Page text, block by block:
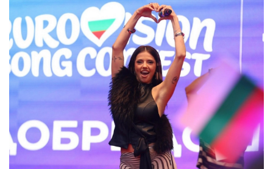
БИЗНЕС
ЮГ
Управители:
Веселин
Василев,
v.vasilev@flagman.bg
Касабова,
еmail:
k.kassabova@flagman.bg
Главен